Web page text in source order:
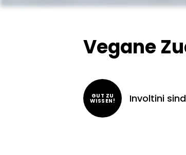
Vegane
GUT ZU
WISSEN! Involtini